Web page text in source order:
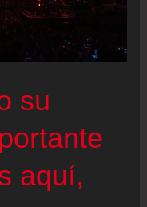
su
aquí,